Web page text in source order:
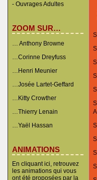
- Ouvrages Adultes
ZOOM SUR…
… Anthony Browne
…Corinne Dreyfuss
…Henri Meunier
…Josée Lartet-Geffard
…Kitty Crowther
…Thierry Lenain
…Yaël Hassan
ANIMATIONS
En cliquant ici, retrouvez
les animations qui vous
ont été proposées par la